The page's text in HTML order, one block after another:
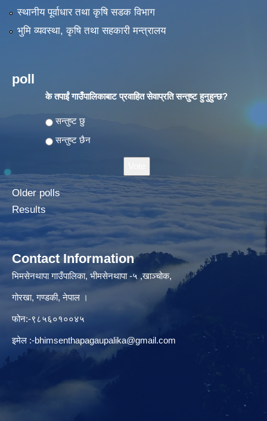
स्थानीय पूर्वाधार तथा कृषि सडक विभाग
भुमि व्यवस्था, कृषि तथा सहकारी मन्त्रालय
poll
के तपाईं गाउँपालिकाबाट प्रवाहित सेवाप्रति सन्तुष्ट हुनुहुन्छ?
Choices
सन्तुष्ट छु
सन्तुष्ट छैन
Older polls
Results
Contact Information
भिमसेनथापा गाउँपालिका, भीमसेनथापा -५ ,खाञ्चोक,
गोरखा, गण्डकी, नेपाल ।
फोन:-९८५६०१००४५
इमेल :-bhimsenthapagaupalika@gmail.com